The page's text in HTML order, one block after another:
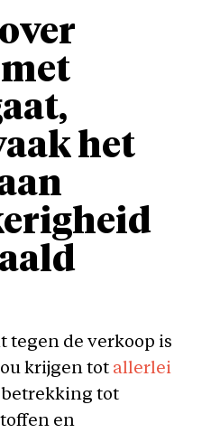
het
tegen de verkoop is
krijgen tot allerlei
betrekking tot
en